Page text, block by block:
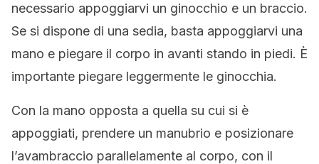
necessario appoggiarvi un ginocchio e un braccio.
Se si dispone di una sedia, basta appoggiarvi una
mano e piegare il corpo in avanti stando in piedi. È
importante piegare leggermente le ginocchia.
Con la mano opposta a quella su cui si è
appoggiati, prendere un manubrio e posizionare
l’avambraccio parallelamente al corpo, con il